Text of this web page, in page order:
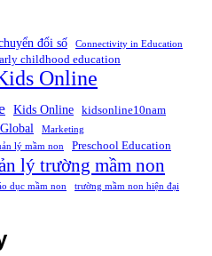
đổi số
Connectivity in Education
childhood education
Online
Kids Online
kidsonline10nam
Marketing
lý mầm non Preschool Education
lý trường mầm non
dục mầm non
trường mầm non hiện đại